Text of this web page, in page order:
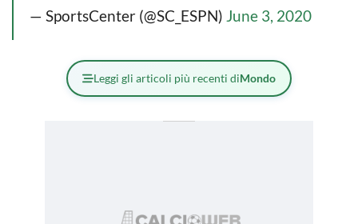
— SportsCenter (@SC_ESPN) June 3, 2020
Leggi gli articoli più recenti diMondo